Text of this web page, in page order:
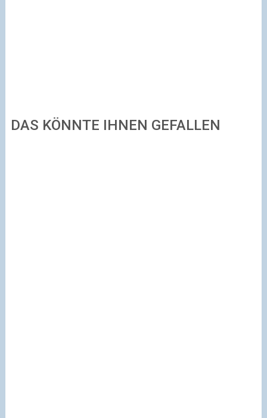
DAS KÖNNTE IHNEN GEFALLEN